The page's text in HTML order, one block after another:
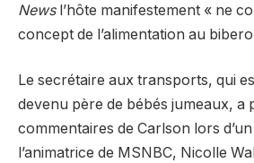
Newsl’hôte manifestement « ne
concept de l’alimentation au
Le secrétaire aux transports, qui
devenu père de bébés jumeaux, a
commentaires de Carlson lors
l’animatrice de MSNBC, Nicolle